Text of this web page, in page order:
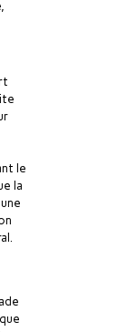
le
la